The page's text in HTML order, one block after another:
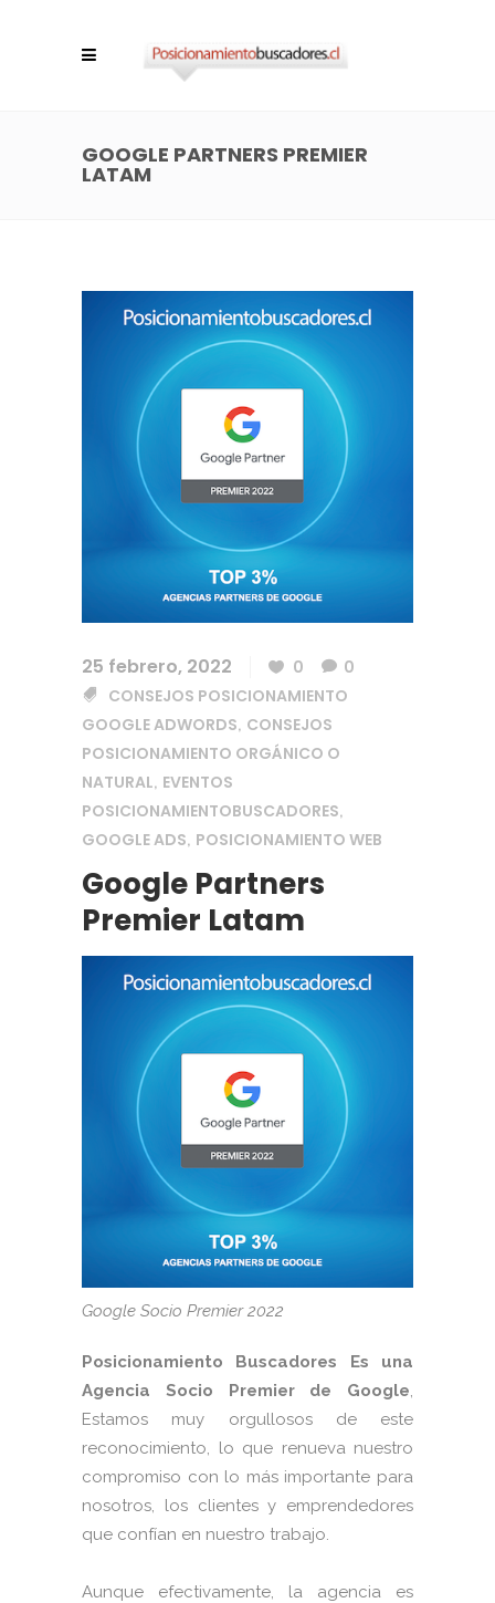
GOOGLE PARTNERS PREMIER
LATAM
25 febrero, 2022 0
0
CONSEJOS POSICIONAMIENTO
GOOGLE ADWORDS, CONSEJOS
POSICIONAMIENTO ORGÁNICO O
NATURAL, EVENTOS
POSICIONAMIENTOBUSCADORES,
GOOGLE ADS, POSICIONAMIENTO WEB
Google Partners
Premier Latam
Google Socio Premier 2022
Posicionamiento Buscadores
Es una
Agencia Socio Premier de Google,
Estamos muy orgullosos de este
reconocimiento, lo que renueva nuestro
compromiso con lo más importante para
nosotros, los clientes y emprendedores
que confían en nuestro trabajo.
Aunque efectivamente, la agencia es